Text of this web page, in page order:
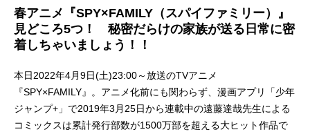
春アニメ『SPY×FAMILY（スパイファミリー）』
見どころ5つ！ 秘密だらけの家族が送る日常に密
着しちゃいましょう！！
本日2022年4月9日(土)23:00～放送のTVアニメ
『SPY×FAMILY』。アニメ化前にも関わらず、漫画アプリ「少年
ジャンプ+」で2019年3月25日から連載中の遠藤達哉先生による
コミックスは累計発行部数が1500万部を超える大ヒット作品で